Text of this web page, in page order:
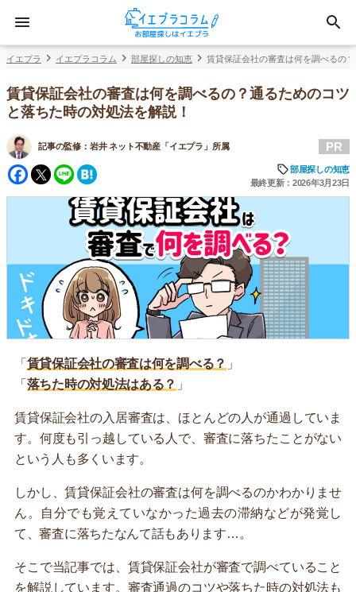
イエプラ イエプラコラム 部屋探しの知恵 賃貸保証会社の審査は何を調べるの
賃貸保証会社の審査は何を調べるの？通るためのコツ
と落ちた時の対処法を解説！
記事の監修： 岩井 ネット不動産「イエプラ」所属
Facebook
Twitter
Line
PR
部屋探しの知恵
最終更新：2026年3月23日
「 賃貸保証会社の審査は何を調べる？ 」
「 落ちた時の対処法はある？ 」
賃貸保証会社の入居審査は、ほとんどの人が通過していま
す。何度も引っ越している人で、審査に落ちたことがない
という人も多くいます。
しかし、賃貸保証会社の審査は何を調べるのかわかりませ
ん。自分でも覚えていなかった過去の滞納などが発覚し
て、審査に落ちたなんて話もあります…。
そこで当記事では、賃貸保証会社が審査で調べていること
を解説しています。審査通過のコツや落ちた時の対処法も